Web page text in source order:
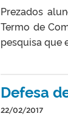
Prezados
Termo de
pesquisa que
Defesa
22/02/2017